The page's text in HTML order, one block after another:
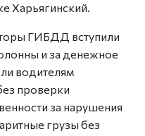
Харьягинский.
ГИБДД вступили
и за денежное
водителям
проверки
за нарушения
грузы без